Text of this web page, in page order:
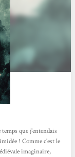
que j'entendais
! Comme c'est le
imaginaire,